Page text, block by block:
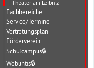
Theater am Leibniz
Fachbereiche
Service/Termine
Vertretungsplan
Förderverein
Schulcampus🔒
Webuntis🔒